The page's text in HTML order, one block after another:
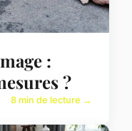
:
?
8 min de lecture →